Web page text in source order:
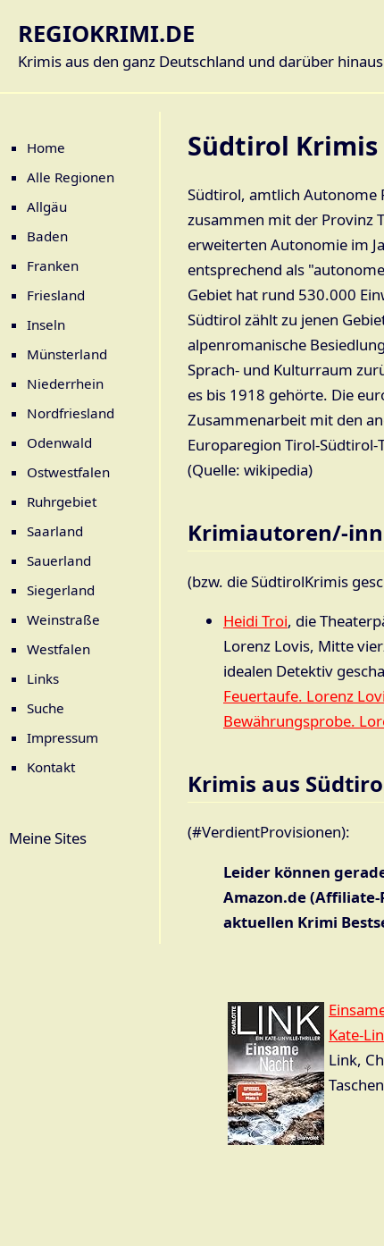
REGIOKRIMI.DE
Krimis aus den ganz Deutschland und darüber
Home
Alle Regionen
Allgäu
Baden
Franken
Friesland
Inseln
Münsterland
Niederrhein
Nordfriesland
Odenwald
Ostwestfalen
Ruhrgebiet
Saarland
Sauerland
Siegerland
Weinstraße
Westfalen
Links
Suche
Impressum
Kontakt
Meine Sites
Südtirol Krimis
Südtirol, amtlich Autonome
zusammen mit der Provinz
erweiterten Autonomie im
entsprechend als
Gebiet hat rund 530.000
Südtirol zählt zu jenen
alpenromanische
Sprach- und Kulturraum
es bis 1918 gehörte. Die
Zusammenarbeit mit den
Europaregion
(Quelle: wikipedia)
Krimiautoren/-
(bzw. die SüdtirolKrimis
Heidi Troi, die
Lorenz Lovis, Mitte
idealen Detektiv
Feuertaufe. Lorenz
Bewährungsprobe.
Krimis aus
(#VerdientProvisionen):
Leider können
Amazon.de
aktuellen Krimi
Kate-
Link,